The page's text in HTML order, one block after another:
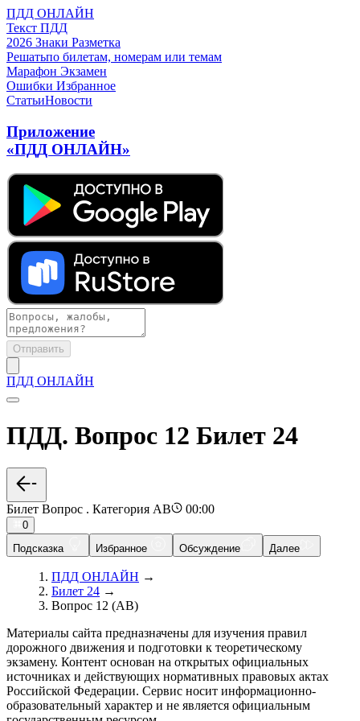
ПДД ОНЛАЙН
Текст ПДД
2026 Знаки Разметка
Решатьпо билетам, номерам или темам
Марафон Экзамен
Ошибки Избранное
СтатьиНовости
Приложение
«ПДД ОНЛАЙН»
Отправить
ПДД ОНЛАЙН
ПДД. Вопрос 12 Билет 24
Билет Вопрос . Категория AB 00:00
0
Подсказка
Избранное Обсуждение Далее
ПДД ОНЛАЙН →
Билет 24 →
Вопрос 12 (AB)
Материалы сайта предназначены для изучения правил
дорожного движения и подготовки к теоретическому
экзамену. Контент основан на открытых официальных
источниках и действующих нормативных правовых актах
Российской Федерации. Сервис носит информационно-
образовательный характер и не является официальным